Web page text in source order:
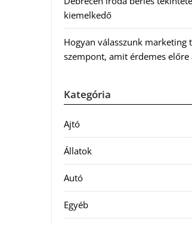
kiemelkedő
Hogyan válasszunk marketing
szempont, amit érdemes
Kategória
Ajtó
Állatok
Autó
Egyéb